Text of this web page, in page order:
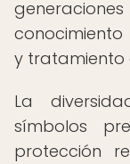
y tratamiento
La
símbolos
protección